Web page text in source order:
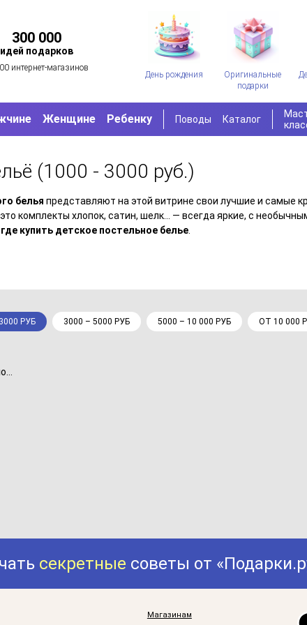
300 000
идей подарков
интернет-магазинов
День рождения
Оригинальные
подарки
Женщине Ребенку Поводы Каталог
(1000 - 3000 руб.)
белья представляют на этой витрине свои лучшие и самые
комплекты хлопок, сатин, шелк... — всегда яркие, с
купить детское постельное белье.
РУБ 3000 – 5000 РУБ 5000 – 10 000 РУБ ОТ 10 000
секретные советы от
Магазинам